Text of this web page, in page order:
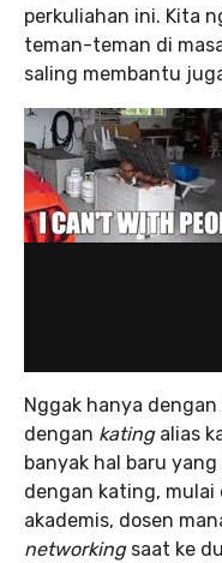
perkuliahan ini. Kita
teman-teman di
saling membantu
Nggak hanya
dengan kating alias
banyak hal baru
dengan kating,
akademis, dosen
networkingsaat ke